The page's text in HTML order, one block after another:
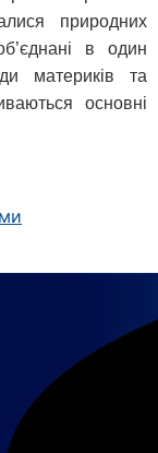
природних
в один
материків та
основні